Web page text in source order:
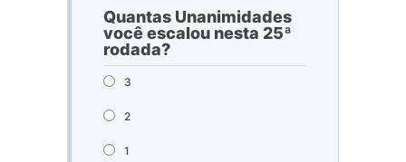
Quantas Unanimidades
você escalou nesta 25ª
rodada?
3
2
1